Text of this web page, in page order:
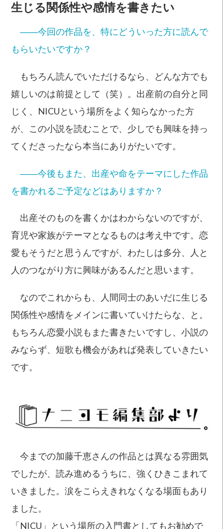
生じる関係性や感情を書きたい
――今回の作品を、特にどういった方に読んで
もらいたいですか？
もちろん読んでいただけるなら、どんな方でも
嬉しいのは前提として（笑）。出産前の自分と同
じく、NICUという場所をよく知らなかった方
が、この小説を読むことで、少しでも興味を持っ
てくださったなら本当にありがたいです。
――今後もまた、出産や命をテーマにした作品
を書かれるご予定などはありますか？
出産そのものを書くかはわからないのですが、
育児や家族がテーマとなるものは考え中です。恋
愛もそうだと思うんですが、わたしは多分、人と
人のつながり方に興味があるんだと思います。
なのでこれからも、人間同士のあいだに生じる
関係性や感情をメインに書いていけたらな、と。
もちろん恋愛小説もまた書きたいですし、小説の
みならず、短歌も機会があれば発表していきたい
です。
今までの加藤千恵さんの作品とは異なる雰囲気
でしたが、読み進めるうちに、強くひきこまれて
いきました。涙をこらえきれなくなる場面もあり
ました。
「NICU」という場所の入門書としてもお勧めで